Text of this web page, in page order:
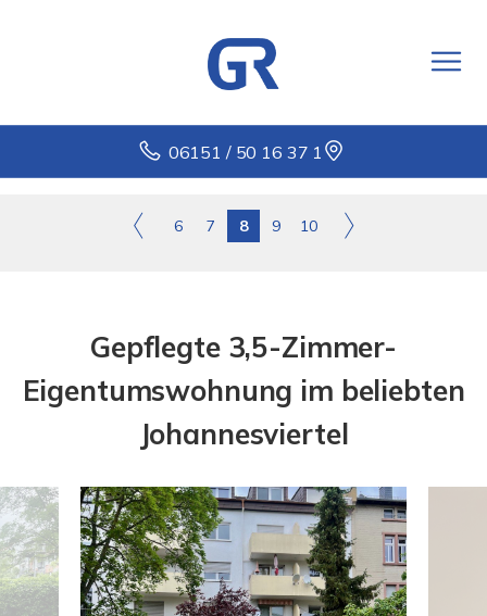
06151 / 50 16 37 1
6 7 8 9 10
Gepflegte 3,5-Zimmer-
Eigentumswohnung im beliebten
Johannesviertel